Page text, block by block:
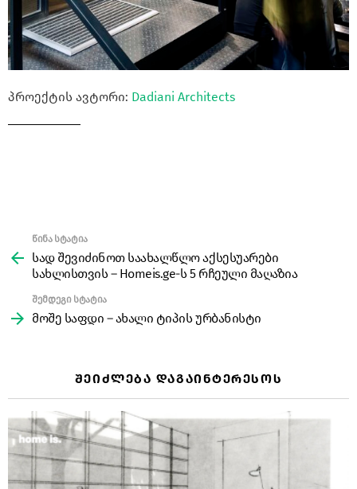
პროექტის ავტორი: Dadiani Architects
more
წინა სტატია
სად შევიძინოთ საახალწლო აქსესუარები
სახლისთვის – Homeis.ge-ს 5 რჩეული მაღაზია
შემდეგი სტატია
მოშე საფდი – ახალი ტიპის ურბანისტი
ᲨᲔᲘᲫᲚᲔᲑᲐ ᲓᲐᲒᲐᲘᲜᲢᲔᲠᲔᲡᲝᲡ